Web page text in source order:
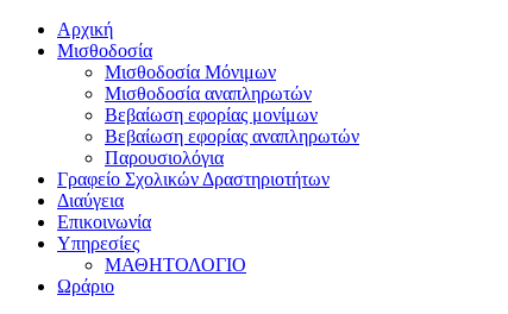
Αρχική
Μισθοδοσία
Μισθοδοσία Μόνιμων
Μισθοδοσία αναπληρωτών
Βεβαίωση εφορίας μονίμων
Βεβαίωση εφορίας αναπληρωτών
Παρουσιολόγια
Γραφείο Σχολικών Δραστηριοτήτων
Διαύγεια
Επικοινωνία
Υπηρεσίες
ΜΑΘΗΤΟΛΟΓΙΟ
Ωράριο